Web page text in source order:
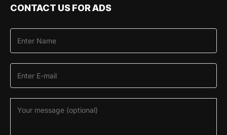
CONTACT US FOR ADS